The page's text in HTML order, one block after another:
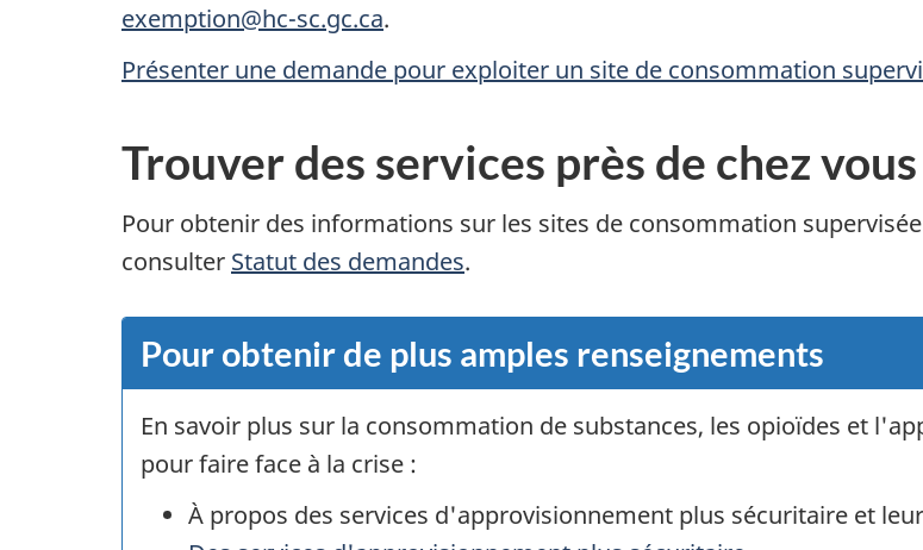
exemption@hc-sc.gc.ca.
Présenter une demande pour exploiter un site de consommation
Trouver des services près de chez vous
Pour obtenir des informations sur les sites de consommation
consulter Statut des demandes.
Pour obtenir de plus amples renseignements
En savoir plus sur la consommation de substances, les opioïdes et
pour faire face à la crise :
À propos des services d'approvisionnement plus sécuritaire et